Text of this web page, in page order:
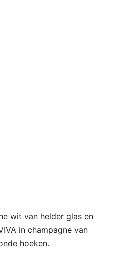
wit van helder glas en
in champagne van
hoeken.